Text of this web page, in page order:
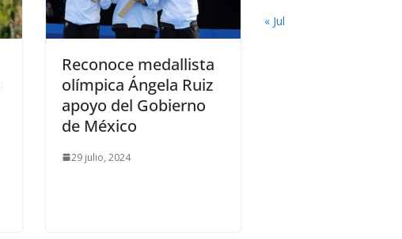
Reconoce medallista
olímpica Ángela Ruiz
apoyo del Gobierno
de México
29 julio, 2024
« Jul